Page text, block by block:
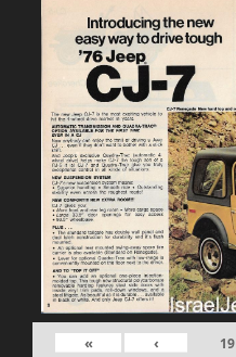
19
›
»